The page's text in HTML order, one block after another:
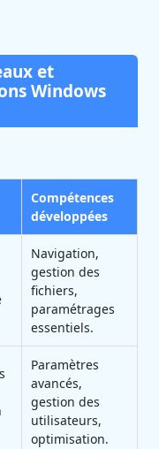
et
Windows
Compétences
développées
Navigation,
gestion des
fichiers,
paramétrages
essentiels.
Paramètres
avancés,
gestion des
utilisateurs,
optimisation.